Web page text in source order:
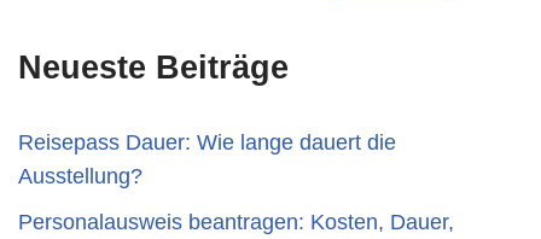
Neueste Beiträge
Reisepass Dauer: Wie lange dauert die
Ausstellung?
Personalausweis beantragen: Kosten, Dauer,